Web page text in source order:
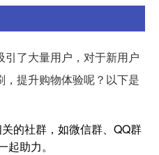
引了大量用户，对于新用户
提升购物体验呢？以下是
关的社群，如微信群、QQ群
助力。